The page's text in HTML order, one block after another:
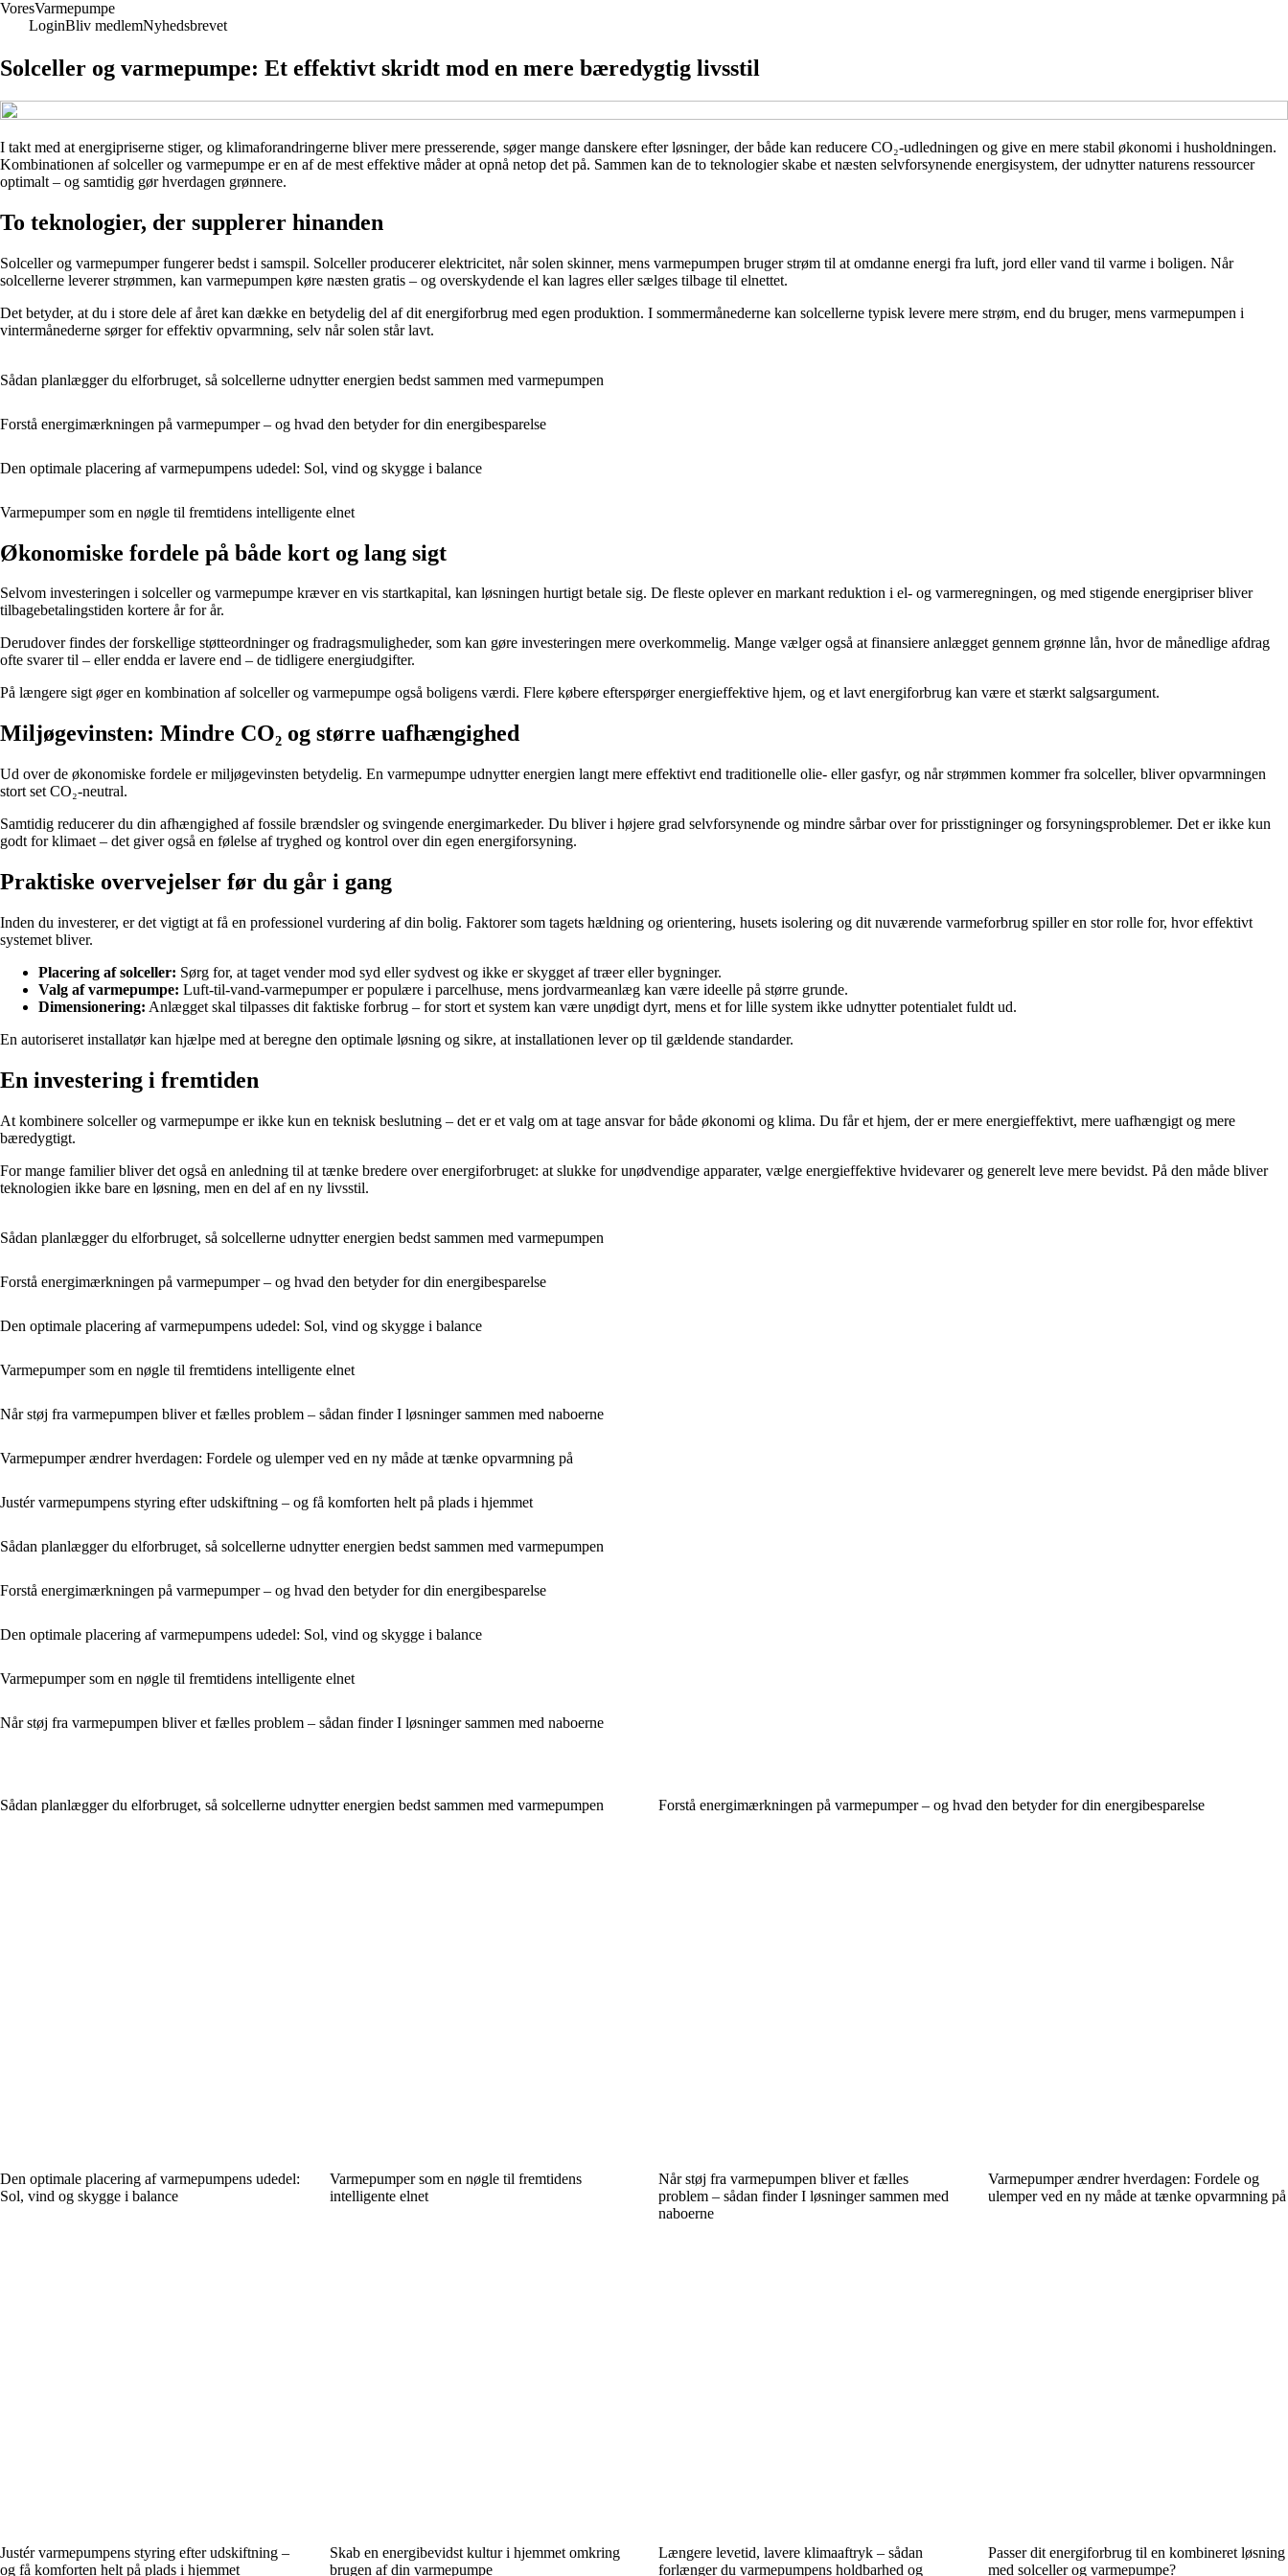
VoresVarmepumpe
LoginBliv medlemNyhedsbrevet
Solceller og varmepumpe: Et effektivt skridt mod en mere bæredygtig livsstil
I takt med at energipriserne stiger, og klimaforandringerne bliver mere presserende, søger mange danskere efter løsninger, der både kan reducere CO₂-udledningen og give en mere stabil økonomi i husholdningen.
Kombinationen af solceller og varmepumpe er en af de mest effektive måder at opnå netop det på. Sammen kan de to teknologier skabe et næsten selvforsynende energisystem, der udnytter naturens ressourcer
optimalt – og samtidig gør hverdagen grønnere.
To teknologier, der supplerer hinanden
Solceller og varmepumper fungerer bedst i samspil. Solceller producerer elektricitet, når solen skinner, mens varmepumpen bruger strøm til at omdanne energi fra luft, jord eller vand til varme i boligen. Når
solcellerne leverer strømmen, kan varmepumpen køre næsten gratis – og overskydende el kan lagres eller sælges tilbage til elnettet.
Det betyder, at du i store dele af året kan dække en betydelig del af dit energiforbrug med egen produktion. I sommermånederne kan solcellerne typisk levere mere strøm, end du bruger, mens varmepumpen i
vintermånederne sørger for effektiv opvarmning, selv når solen står lavt.
Sådan planlægger du elforbruget, så solcellerne udnytter energien bedst sammen med varmepumpen
Forstå energimærkningen på varmepumper – og hvad den betyder for din energibesparelse
Den optimale placering af varmepumpens udedel: Sol, vind og skygge i balance
Varmepumper som en nøgle til fremtidens intelligente elnet
Økonomiske fordele på både kort og lang sigt
Selvom investeringen i solceller og varmepumpe kræver en vis startkapital, kan løsningen hurtigt betale sig. De fleste oplever en markant reduktion i el- og varmeregningen, og med stigende energipriser bliver
tilbagebetalingstiden kortere år for år.
Derudover findes der forskellige støtteordninger og fradragsmuligheder, som kan gøre investeringen mere overkommelig. Mange vælger også at finansiere anlægget gennem grønne lån, hvor de månedlige afdrag
ofte svarer til – eller endda er lavere end – de tidligere energiudgifter.
På længere sigt øger en kombination af solceller og varmepumpe også boligens værdi. Flere købere efterspørger energieffektive hjem, og et lavt energiforbrug kan være et stærkt salgsargument.
Miljøgevinsten: Mindre CO₂ og større uafhængighed
Ud over de økonomiske fordele er miljøgevinsten betydelig. En varmepumpe udnytter energien langt mere effektivt end traditionelle olie- eller gasfyr, og når strømmen kommer fra solceller, bliver opvarmningen
stort set CO₂-neutral.
Samtidig reducerer du din afhængighed af fossile brændsler og svingende energimarkeder. Du bliver i højere grad selvforsynende og mindre sårbar over for prisstigninger og forsyningsproblemer. Det er ikke kun
godt for klimaet – det giver også en følelse af tryghed og kontrol over din egen energiforsyning.
Praktiske overvejelser før du går i gang
Inden du investerer, er det vigtigt at få en professionel vurdering af din bolig. Faktorer som tagets hældning og orientering, husets isolering og dit nuværende varmeforbrug spiller en stor rolle for, hvor effektivt
systemet bliver.
Placering af solceller: Sørg for, at taget vender mod syd eller sydvest og ikke er skygget af træer eller bygninger.
Valg af varmepumpe: Luft-til-vand-varmepumper er populære i parcelhuse, mens jordvarmeanlæg kan være ideelle på større grunde.
Dimensionering: Anlægget skal tilpasses dit faktiske forbrug – for stort et system kan være unødigt dyrt, mens et for lille system ikke udnytter potentialet fuldt ud.
En autoriseret installatør kan hjælpe med at beregne den optimale løsning og sikre, at installationen lever op til gældende standarder.
En investering i fremtiden
At kombinere solceller og varmepumpe er ikke kun en teknisk beslutning – det er et valg om at tage ansvar for både økonomi og klima. Du får et hjem, der er mere energieffektivt, mere uafhængigt og mere
bæredygtigt.
For mange familier bliver det også en anledning til at tænke bredere over energiforbruget: at slukke for unødvendige apparater, vælge energieffektive hvidevarer og generelt leve mere bevidst. På den måde bliver
teknologien ikke bare en løsning, men en del af en ny livsstil.
Sådan planlægger du elforbruget, så solcellerne udnytter energien bedst sammen med varmepumpen
Forstå energimærkningen på varmepumper – og hvad den betyder for din energibesparelse
Den optimale placering af varmepumpens udedel: Sol, vind og skygge i balance
Varmepumper som en nøgle til fremtidens intelligente elnet
Når støj fra varmepumpen bliver et fælles problem – sådan finder I løsninger sammen med naboerne
Varmepumper ændrer hverdagen: Fordele og ulemper ved en ny måde at tænke opvarmning på
Justér varmepumpens styring efter udskiftning – og få komforten helt på plads i hjemmet
Sådan planlægger du elforbruget, så solcellerne udnytter energien bedst sammen med varmepumpen
Forstå energimærkningen på varmepumper – og hvad den betyder for din energibesparelse
Den optimale placering af varmepumpens udedel: Sol, vind og skygge i balance
Varmepumper som en nøgle til fremtidens intelligente elnet
Når støj fra varmepumpen bliver et fælles problem – sådan finder I løsninger sammen med naboerne
Sådan planlægger du elforbruget, så solcellerne udnytter energien bedst sammen med varmepumpen Forstå energimærkningen på varmepumper – og hvad den betyder for din energibesparelse
Den optimale placering af varmepumpens udedel:
Sol, vind og skygge i balance
Varmepumper som en nøgle til fremtidens
intelligente elnet
Når støj fra varmepumpen bliver et fælles
problem – sådan finder I løsninger sammen med
naboerne
Varmepumper ændrer hverdagen: Fordele og
ulemper ved en ny måde at tænke opvarmning på
Justér varmepumpens styring efter udskiftning –
og få komforten helt på plads i hjemmet
Skab en energibevidst kultur i hjemmet omkring
brugen af din varmepumpe
Længere levetid, lavere klimaaftryk – sådan
forlænger du varmepumpens holdbarhed og
Passer dit energiforbrug til en kombineret løsning
med solceller og varmepumpe?